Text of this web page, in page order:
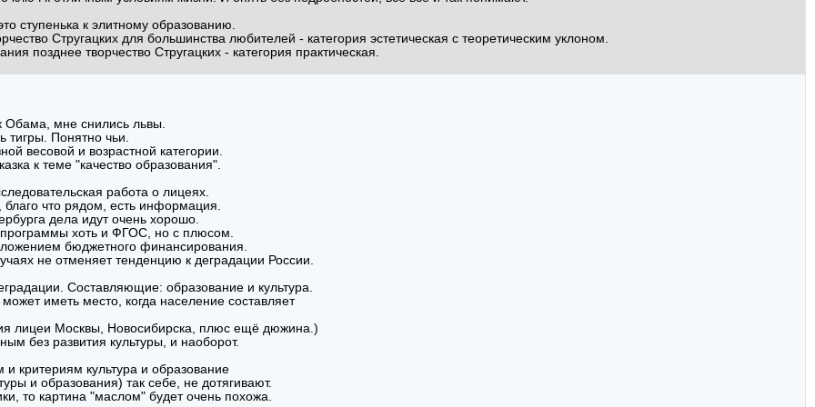
ступенька к элитному образованию.
Стругацких для большинства любителей - категория эстетическая с теоретическим уклоном.
позднее творчество Стругацких - категория практическая.
мне снились львы.
тигры. Понятно чьи.
весовой и возрастной категории.
к теме "качество образования".
работа о лицеях.
что рядом, есть информация.
дела идут очень хорошо.
хоть и ФГОС, но с плюсом.
бюджетного финансирования.
не отменяет тенденцию к деградации России.
Составляющие: образование и культура.
иметь место, когда население составляет
лицеи Москвы, Новосибирска, плюс ещё дюжина.)
без развития культуры, и наоборот.
критериям культура и образование
и образования) так себе, не дотягивают.
то картина "маслом" будет очень похожа.